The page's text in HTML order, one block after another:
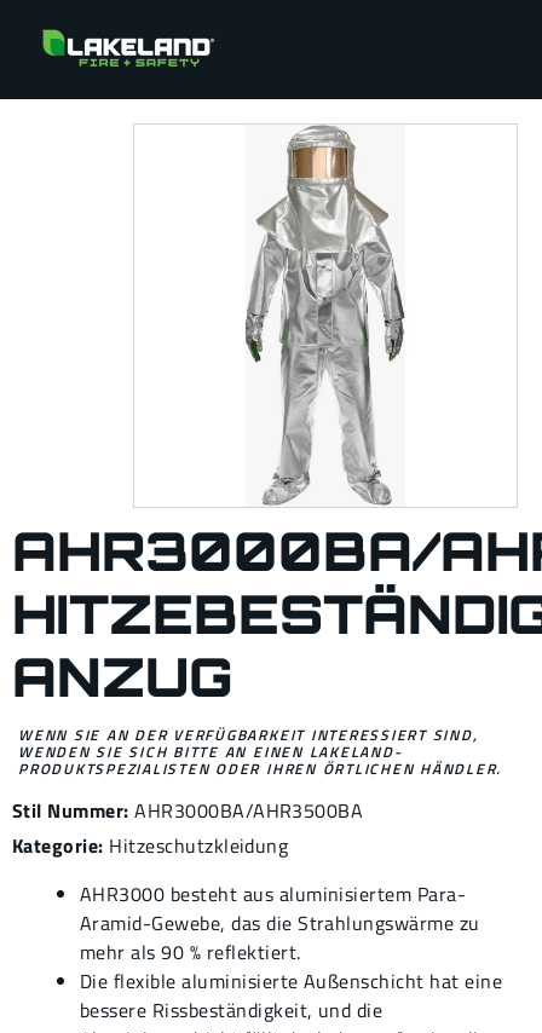
AHR3000BA/
ANZUG
WENN SIE AN DER VERFÜGBARKEIT INTERESSIERT SIND,
WENDEN SIE SICH BITTE AN EINEN LAKELAND-
PRODUKTSPEZIALISTEN ODER IHREN ÖRTLICHEN HÄNDLER.
Stil Nummer: AHR3000BA/AHR3500BA
Kategorie: Hitzeschutzkleidung
AHR3000 besteht aus aluminisiertem Para-
Aramid-Gewebe, das die Strahlungswärme zu
mehr als 90 % reflektiert.
Die flexible aluminisierte Außenschicht hat eine
bessere Rissbeständigkeit, und die